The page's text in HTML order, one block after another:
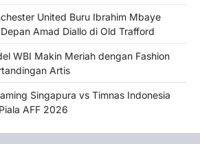
United Buru Ibrahim Mbaye
Amad Diallo di Old Trafford
WBI Makin Meriah dengan Fashion
Artis
Singapura vs Timnas Indonesia
AFF 2026